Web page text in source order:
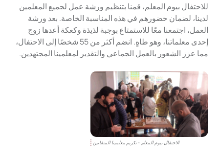
للاحتفال بيوم المعلم، قمنا بتنظيم ورشة عمل لجميع المعلمين
لدينا، لضمان حضورهم في هذه المناسبة الخاصة. بعد ورشة
العمل، اجتمعنا معًا للاستمتاع بوجبة لذيذة وكعكة أعدها زوج
إحدى معلماتنا، وهو طاهٍ. انضم أكثر من 55 شخصًا إلى الاحتفال،
مما عزز الشعور بالعمل الجماعي والتقدير لمعلمينا المجتهدين.
الاحتفال بيوم المعلم - تكريم معلمينا المتفانين